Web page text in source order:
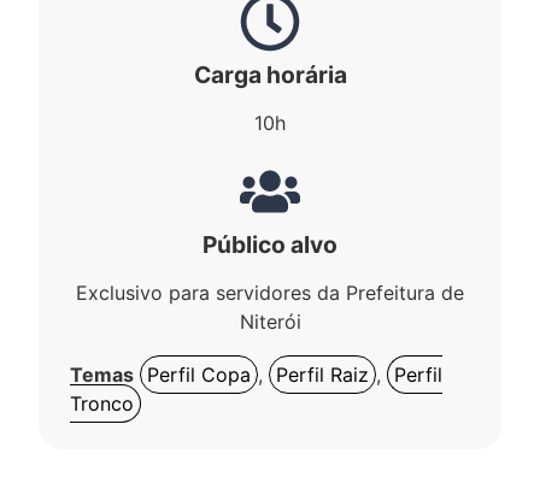
Carga horária
10h
Público alvo
Exclusivo para servidores da Prefeitura de
Niterói
Temas Perfil Copa , Perfil Raiz ,
Perfil
Tronco